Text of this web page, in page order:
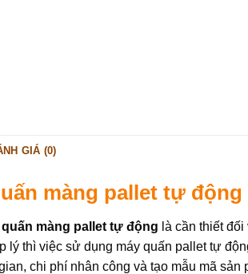
GIÁ (0)
màng pallet tự động
quấn màng pallet tự động là cần thiết
lý thì việc sử dụng máy quấn pallet tự
chi phí nhân công và tạo mẫu mã sản